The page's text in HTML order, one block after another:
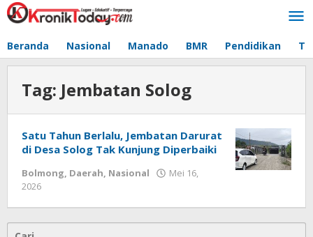
Lewati
ke
Beranda Nasional Manado BMR Pendidikan
Tag: Jembatan Solog
Satu Tahun Berlalu, Jembatan Darurat
di Desa Solog Tak Kunjung Diperbaiki
Bolmong, Daerah, Nasional
Mei 16,
2026
Cari